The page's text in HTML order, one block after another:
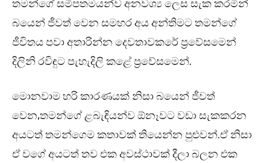
තමන්ගේ සමීපතමයන්ව අනවශ්‍ය ලෙස සැක කරමින්
බයෙන් ජීවත් වෙන සමහර අය අන්තිමට තමන්ගේ
ජීවිතය පවා අතාරින්න දෙවතාවකරේ ප්‍රවේසමෙන්
දිලිනි රවිඳුට පැහැදිලි කළේ ප්‍රවේසමෙන්.
මොනවාම හරි කාරණයක් නිසා බයෙන් ජීවත්
වෙන,තමන්ගේ ළබැඳියන්ව ඕනෑවට වඩා සැකකරන
අයටත් තමන්ගෙම කතාවක් තියෙන්න පුළුවන්.ඒ නිසා
ඒ වගේ අයටත් තව එක අවස්ථාවක් දීලා බලන එක